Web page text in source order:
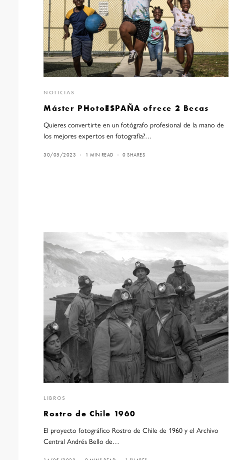
NOTICIAS
Máster PHotoESPAÑA ofrece 2 Becas
Quieres convertirte en un fotógrafo profesional de la mano de
los mejores expertos en fotografía?…
30/05/2023 1 MIN READ 0 SHARES
LIBROS
Rostro de Chile 1960
El proyecto fotográfico Rostro de Chile de 1960 y el Archivo
Central Andrés Bello de…